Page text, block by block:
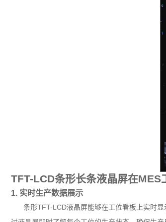
TFT-LCD条形长条液晶屏在MES
1. 实时生产数据展示
条形TFT-LCD液晶屏能够在工位看板上实时